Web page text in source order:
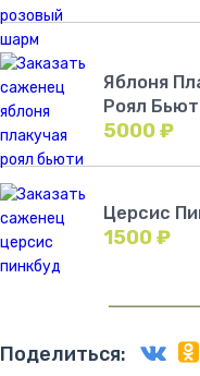
Яблоня
Роял
5000₽
Церсис
1500₽
Поделиться: